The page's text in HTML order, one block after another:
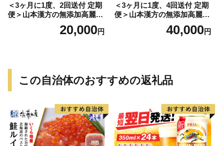
＜3ヶ月に1度、2回送付 定期
便＞山本漢方の無添加高麗人
20,000円
＜3ヶ月に1度、4回送付 定期
便＞山本漢方の無添加高麗人
40,000円
この自治体のおすすめの返礼品